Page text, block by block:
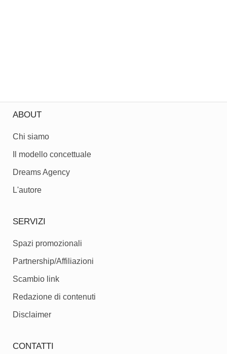
ABOUT
Chi siamo
Il modello concettuale
Dreams Agency
L'autore
SERVIZI
Spazi promozionali
Partnership/Affiliazioni
Scambio link
Redazione di contenuti
Disclaimer
CONTATTI